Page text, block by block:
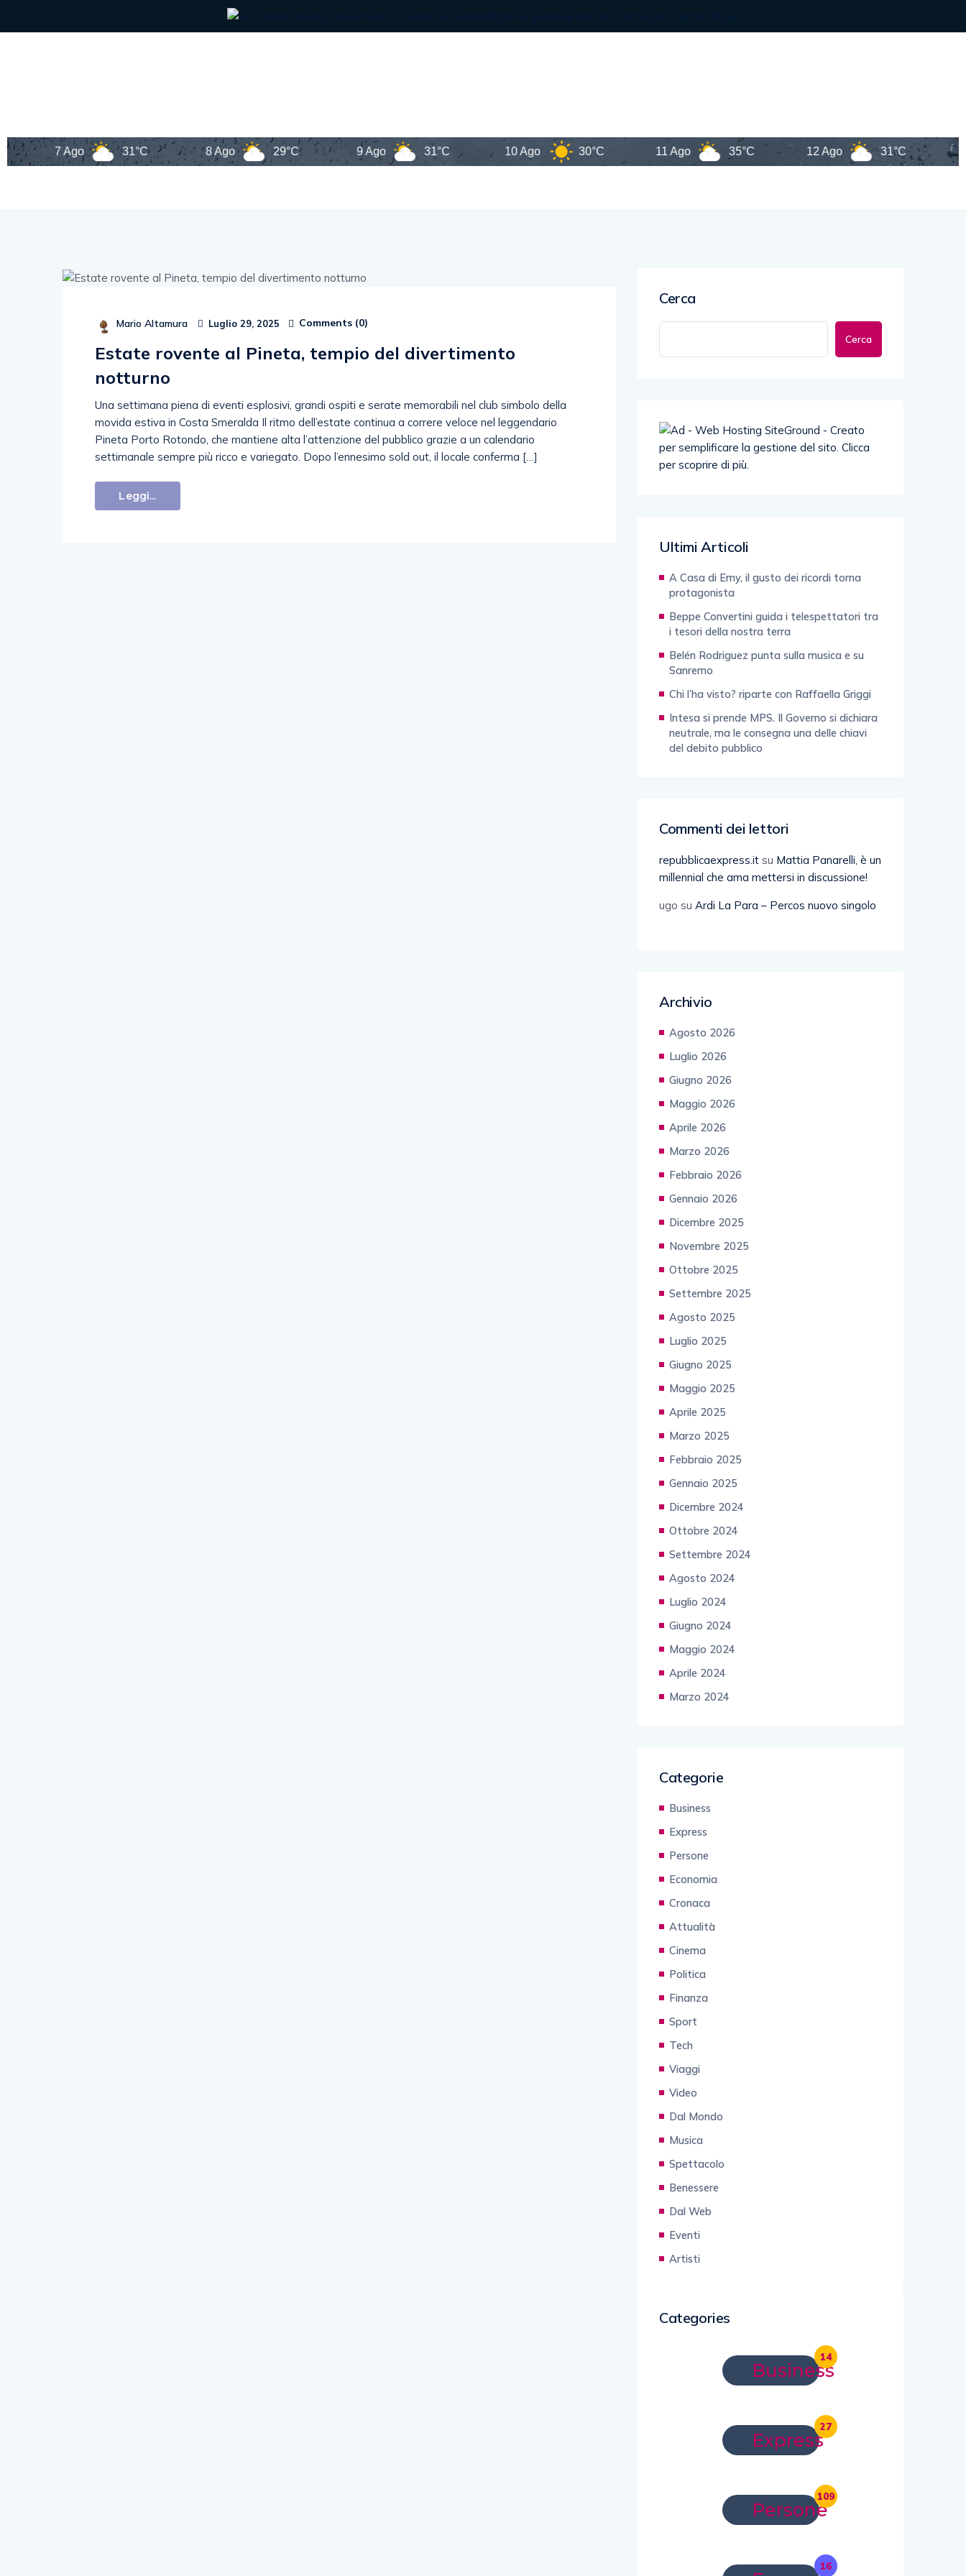
7 Ago 31°C 8 Ago 29°C 9 Ago 31°C 10 Ago 30°C 35°C 12 Ago 31°C
Mario Altamura Luglio 29, 2025 Comments (0)
Estate rovente al Pineta, tempio del divertimento
notturno
Una settimana piena di eventi esplosivi, grandi ospiti e serate memorabili nel club simbolo della
movida estiva in Costa Smeralda Il ritmo dell’estate continua a correre veloce nel leggendario
Pineta Porto Rotondo, che mantiene alta l’attenzione del pubblico grazie a un calendario
settimanale sempre più ricco e variegato. Dopo l’ennesimo sold out, il locale conferma […]
Leggi...
Cerca
Cerca
Ultimi Articoli
A Casa di Emy, il gusto dei ricordi torna
protagonista
Beppe Convertini guida i telespettatori tra
i tesori della nostra terra
Belén Rodriguez punta sulla musica e su
Sanremo
Chi l’ha visto? riparte con Raffaella Griggi
Intesa si prende MPS. Il Governo si dichiara
neutrale, ma le consegna una delle chiavi
del debito pubblico
Commenti dei lettori
repubblicaexpress.it su Mattia Panarelli, è un
millennial che ama mettersi in discussione!
ugo su Ardi La Para – Percos nuovo singolo
Archivio
Agosto 2026
Luglio 2026
Giugno 2026
Maggio 2026
Aprile 2026
Marzo 2026
Febbraio 2026
Gennaio 2026
Dicembre 2025
Novembre 2025
Ottobre 2025
Settembre 2025
Agosto 2025
Luglio 2025
Giugno 2025
Maggio 2025
Aprile 2025
Marzo 2025
Febbraio 2025
Gennaio 2025
Dicembre 2024
Ottobre 2024
Settembre 2024
Agosto 2024
Luglio 2024
Giugno 2024
Maggio 2024
Aprile 2024
Marzo 2024
Categorie
Business
Express
Persone
Economia
Cronaca
Attualità
Cinema
Politica
Finanza
Sport
Tech
Viaggi
Video
Dal Mondo
Musica
Spettacolo
Benessere
Dal Web
Eventi
Artisti
Categories
Business
14
Express
27
Persone
109
16